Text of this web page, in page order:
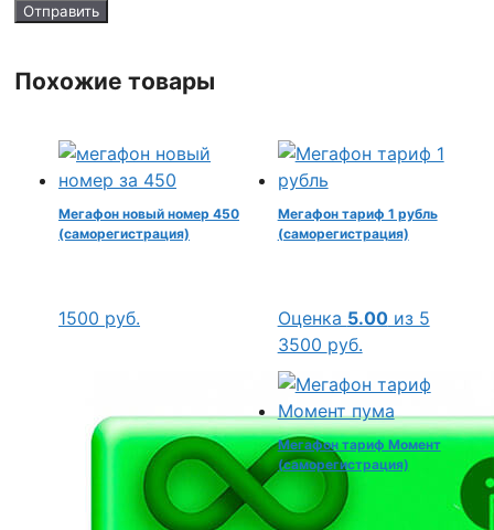
Похожие товары
Мегафон новый номер 450
(саморегистрация)
1500 руб.
Мегафон тариф 1 рубль
(саморегистрация)
Оценка 5.00из 5
3500 руб.
Мегафон тариф Момент
(саморегистрация)